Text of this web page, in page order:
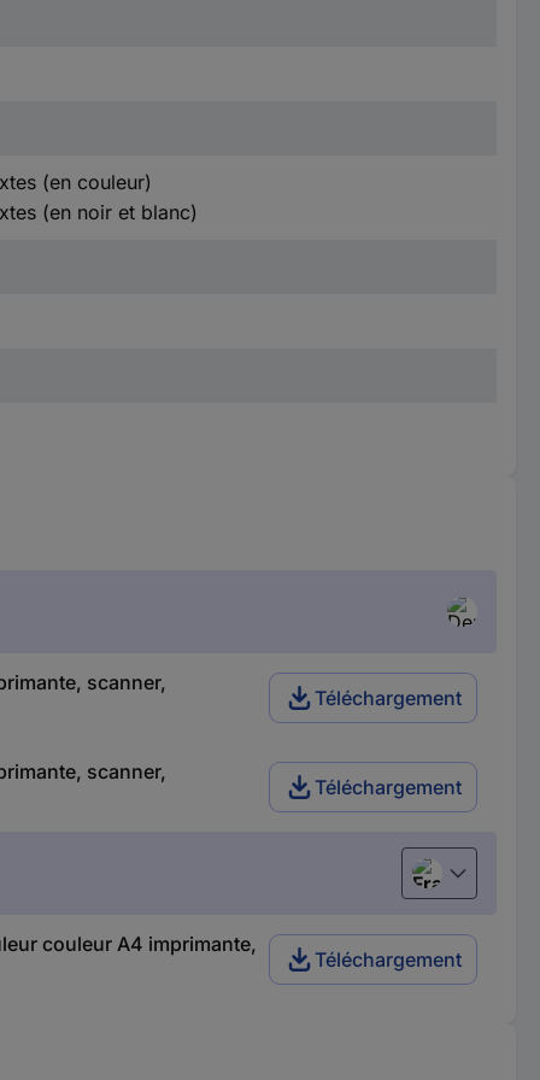
(en couleur)
(en noir et blanc)
scanner,
Téléchargement
scanner,
Téléchargement
Français
couleur A4 imprimante,
Téléchargement